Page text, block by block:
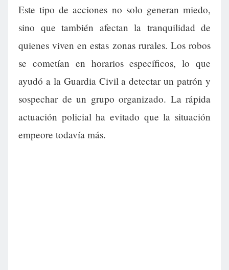
Este tipo de acciones no solo generan miedo,
sino que también afectan la tranquilidad de
quienes viven en estas zonas rurales. Los robos
se cometían en horarios específicos, lo que
ayudó a la Guardia Civil a detectar un patrón y
sospechar de un grupo organizado. La rápida
actuación policial ha evitado que la situación
empeore todavía más.